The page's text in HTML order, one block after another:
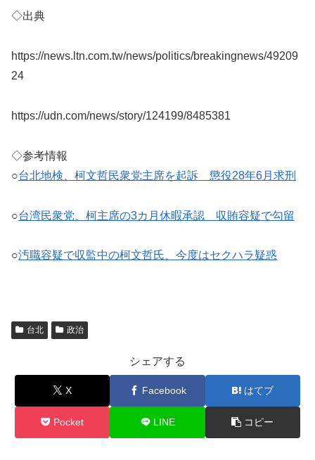
◇出典
https://news.ltn.com.tw/news/politics/breakingnews/49209
24
https://udn.com/news/story/124199/8485381
◇参考情報
○台北地検、柯文哲民衆党主席を起訴 懲役28年6月求刑
○台湾民衆党、柯主席の3カ月休暇承認 収賄容疑で勾留
○汚職容疑で収監中の柯文哲氏、今度はセクハラ疑惑
台北 政治
シェアする
X Facebook はてブ
Pocket LINE コピー